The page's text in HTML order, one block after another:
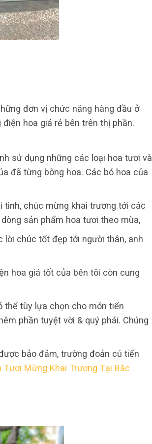
đơn vị chức năng hàng đầu ở
hoa giá rẻ bên trên thị phần.
sử dụng những các loại hoa tươi và
đã từng bông hoa. Các bó hoa của
tình, chúc mừng khai trương tới các
sản phẩm hoa tươi theo mùa,
lời chúc tốt đẹp tới người thân, anh
hoa giá tốt của bên tôi còn cung
thể tùy lựa chọn cho món tiến
phần tuyệt vời & quý phái. Chúng
bảo đảm, trường đoản cú tiến
Tươi Mừng Khai Trương Tại Bắc